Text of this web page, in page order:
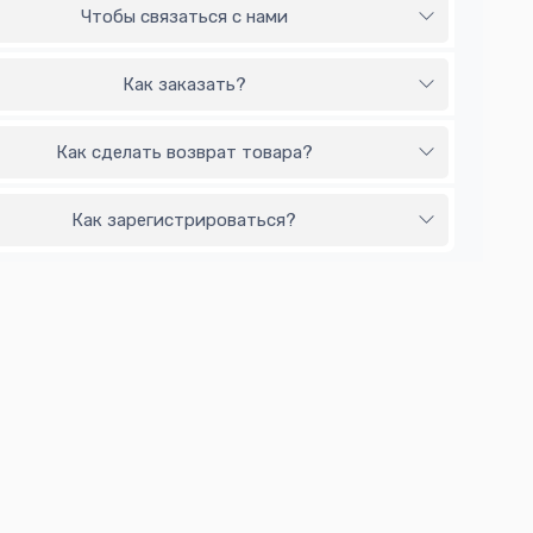
Чтобы связаться с нами
Как заказать?
Как сделать возврат товара?
Как зарегистрироваться?